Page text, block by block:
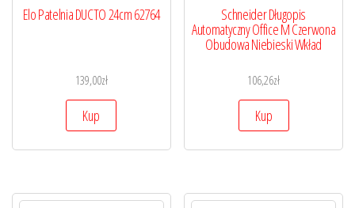
Elo Patelnia DUCTO 24cm 62764
139,00zł
Kup
Schneider Długopis
Automatyczny Office M Czerwona
Obudowa Niebieski Wkład
106,26zł
Kup